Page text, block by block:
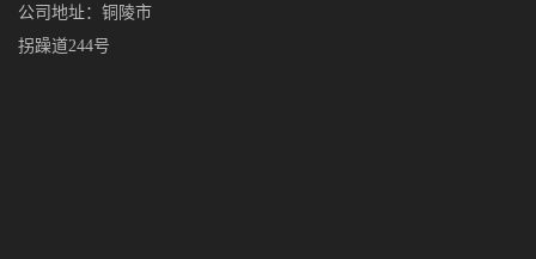
公司地址：铜陵市
拐躁道244号